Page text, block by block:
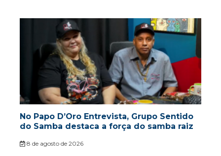
No Papo D’Oro Entrevista, Grupo Sentido
do Samba destaca a força do samba raiz
8 de agosto de 2026